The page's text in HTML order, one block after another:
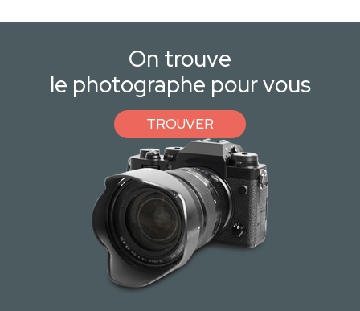
On trouve
le photographe pour vous
TROUVER